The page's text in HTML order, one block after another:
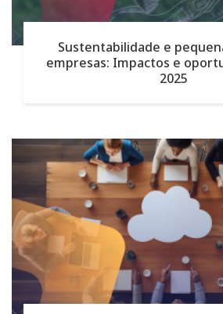
Sustentabilidade e
empresas: Impactos e
2025